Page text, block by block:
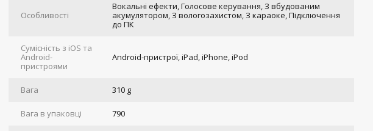
Особливості
Вокальні ефекти, Голосове керування, З вбудованим
акумулятором, З вологозахистом, З караоке, Підключення
до ПК
Сумісність з iOS та
Android-
пристроями
Android-пристрої, iPad, iPhone, iPod
Вага 310 g
Вага в упаковці 790